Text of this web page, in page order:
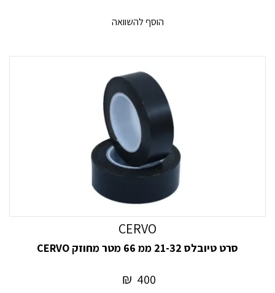
CERVO
סרט טיובלס 21-32 ממ 66 מטר מחוזק CERVO
400
₪